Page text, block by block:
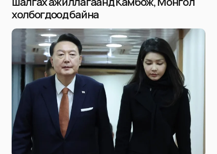
холбогдоод байна